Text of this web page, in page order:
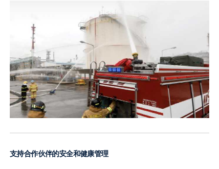
支持合作伙伴的安全和健康管理